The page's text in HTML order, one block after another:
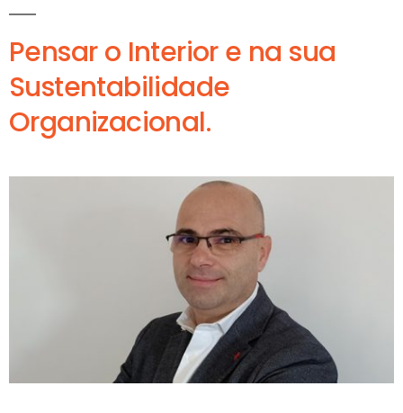
Pensar o Interior e na sua
Sustentabilidade
Organizacional.